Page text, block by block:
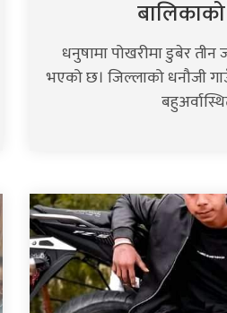
धनुषामा पोखरीमा डुबेर तीन
भएको छ। जिल्लाको धनौजी